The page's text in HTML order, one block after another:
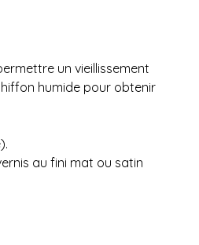
un vieillissement
humide pour obtenir
au fini mat ou satin